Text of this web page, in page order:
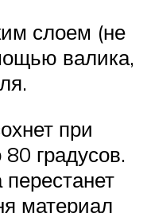
слоем (не
валика,
при
градусов.
перестанет
материал